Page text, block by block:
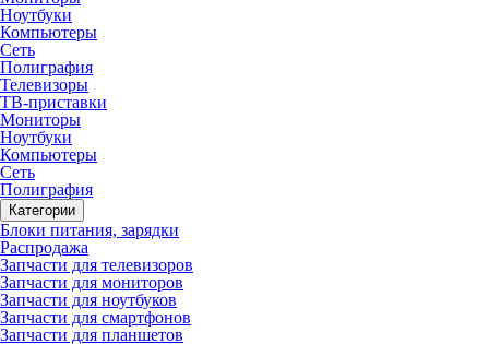
Ноутбуки
Компьютеры
Сеть
Полиграфия
Телевизоры
ТВ-приставки
Мониторы
Ноутбуки
Компьютеры
Сеть
Полиграфия
Категории
Блоки питания, зарядки
Распродажа
Запчасти для телевизоров
Запчасти для мониторов
Запчасти для ноутбуков
Запчасти для смартфонов
Запчасти для планшетов